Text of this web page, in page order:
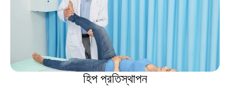
হিপ প্রতিস্থাপন